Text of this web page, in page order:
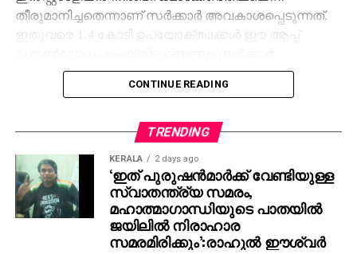
തീരുമാനിച്ചതെന്നാണ് സര്‍ക്കാര്‍ അവകാശപ്പെടുന്നത്.
ഇതുവരെ 1.4 കോടി ഉപയോക്താക്കള്‍ ഈ ആപ്പ്
അവകാശപ്പെട്ടു.
പൗരന്മാരുടെ സ്വകാര്യതയിലേക്ക് കടന്നുകയറാനും
നിയന്ത്രിക്കാനുമുള്ള നീക്കമാണിതെന്ന് പ്രതിപക്ഷം
ആരോപിച്ചിരുന്നു. പെഗാസസ് ഉപയോഗിച്ച് രാജ്യത്തെ
പൗരപ്രമുഖരെ നിയന്ത്രിക്കാന്‍ ശ്രമിച്ചതുപോലുള്ള
നീക്കമാണിതെന്നും ആപ്പ് മൊബൈലുകളില്‍ മുന്‍കൂട്ടി
ഇന്‍സ്റ്റാള്‍ ചെയ്യാനുള്ള ഏകപക്ഷീയമായ നിര്‍ദേശം
സ്വേച്ഛാധിപത്യത്തിന് സമാനമാണെന്നും പ്രതിപക്ഷം
CONTINUE READING
TRENDING
KERALA 2 days ago
‘ഇത് പുരുഷന്‍മാര്‍ക്ക് വേണ്ടിയുള്ള
സ്വാതന്ത്ര്യ സമരം,
മഹാത്മാഗാന്ധിയുടെ പാതയില്‍
ജയിലില്‍ നിരാഹാര
സമരമിരിക്കും’:രാഹുല്‍ ഈശ്വര്‍